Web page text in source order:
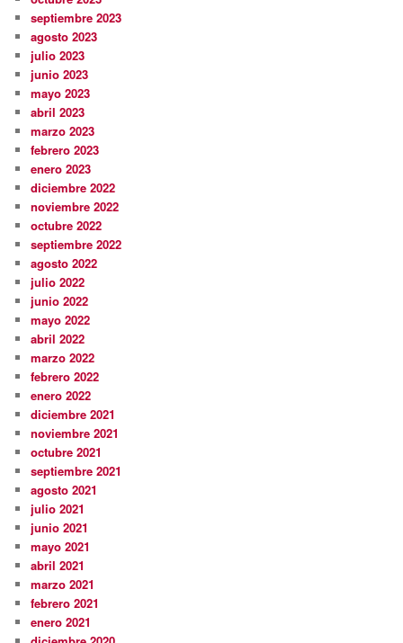
septiembre 2023
agosto 2023
julio 2023
junio 2023
mayo 2023
abril 2023
marzo 2023
febrero 2023
enero 2023
diciembre 2022
noviembre 2022
octubre 2022
septiembre 2022
agosto 2022
julio 2022
junio 2022
mayo 2022
abril 2022
marzo 2022
febrero 2022
enero 2022
diciembre 2021
noviembre 2021
octubre 2021
septiembre 2021
agosto 2021
julio 2021
junio 2021
mayo 2021
abril 2021
marzo 2021
febrero 2021
enero 2021